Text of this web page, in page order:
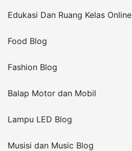
Edukasi Dan Ruang Kelas Online
Food Blog
Fashion Blog
Balap Motor dan Mobil
Lampu LED Blog
Musisi dan Music Blog